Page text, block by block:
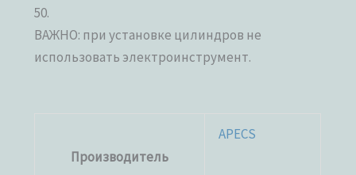
50.
ВАЖНО: при установке цилиндров не
использовать электроинструмент.
Производитель
APECS